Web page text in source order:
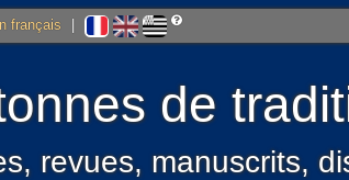
français
de
revues, manuscrits,